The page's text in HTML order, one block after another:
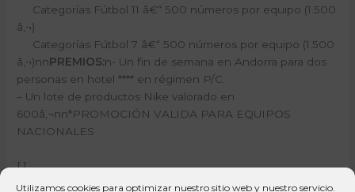
Utilizamos cookies para optimizar nuestro sitio web y nuestro servicio.
Categorías Fútbol 11 â€“ 500 números por equipo (1.500
â‚¬)
Categorías Fútbol 7 â€“ 500 números por equipo (1.500
â‚¬)nnPREMIOS:n- Un fin de semana en Andorra para dos
personas en hotel **** en régimen P/C.
– Un lote de productos Nike valorado en
600â‚¬nn*PROMOCIÓN VALIDA PARA EQUIPOS
NACIONALES
[:]